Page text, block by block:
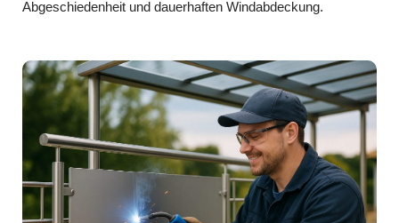
Abgeschiedenheit und dauerhaften Windabdeckung.